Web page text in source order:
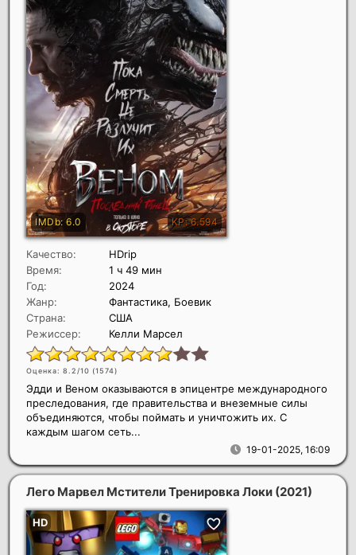
Качество:
HDrip
Время:
1 ч 49 мин
Год:
2024
Жанр:
Фантастика, Боевик
Страна:
США
Режиссер:
Келли Марсел
Оценка: 8.2/10 (1574)
19-01-2025, 16:09
Эдди и Веном оказываются в эпицентре международного
преследования, где правительства и внеземные силы
объединяются, чтобы поймать и уничтожить их. С
каждым шагом сеть...
Лего Марвел Мстители Тренировка Локи (2021)